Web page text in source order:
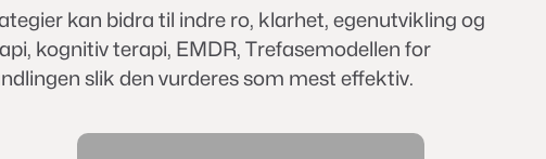
kan bidra til indre ro, klarhet, egenutvikling og
kognitiv terapi, EMDR, Trefasemodellen for
slik den vurderes som mest effektiv.